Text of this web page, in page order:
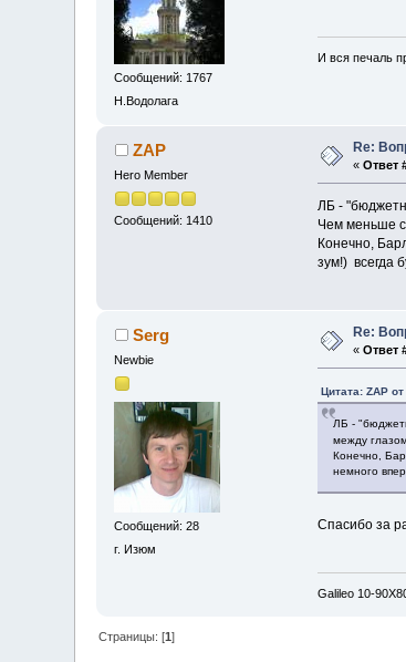
Сообщений: 1767
Н.Водолага
И вся печаль
ZAP
Hero Member
Сообщений: 1410
Re:
«Ответ
ЛБ -
Чем меньше
Конечно,
зум!) всегда
Serg
Newbie
Сообщений: 28
г. Изюм
Re:
«Ответ
Цитата: ZAP
ЛБ -
между
Конечно,
немного
Спасибо за
Galileo 10-
Страницы: [1]